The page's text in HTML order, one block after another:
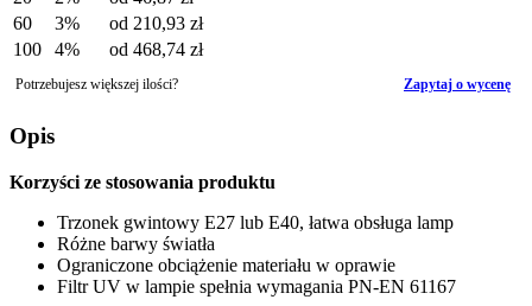
60
3% od 210,93 zł
100
4% od 468,74 zł
Potrzebujesz większej ilości? Zapytaj o wycenę
Opis
Korzyści ze stosowania produktu
Trzonek gwintowy E27 lub E40, łatwa obsługa lamp
Różne barwy światła
Ograniczone obciążenie materiału w oprawie
Filtr UV w lampie spełnia wymagania PN-EN 61167